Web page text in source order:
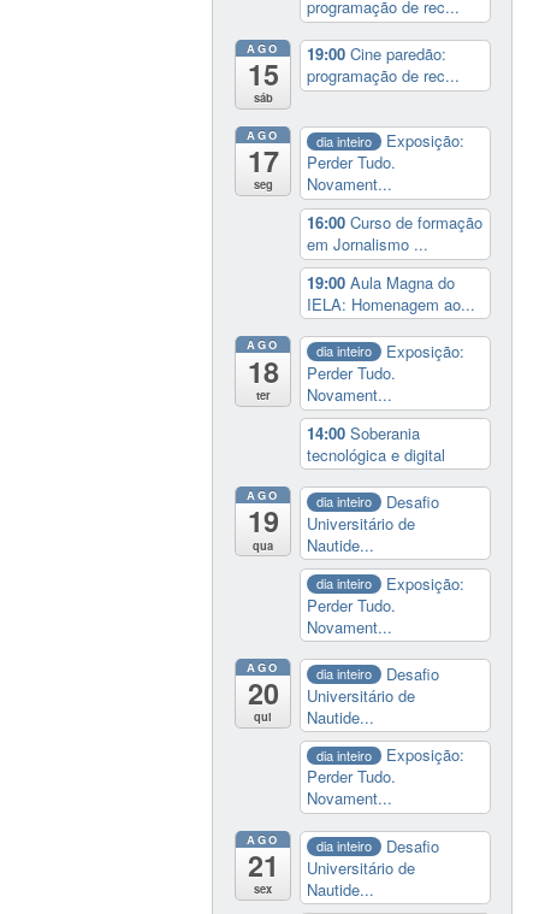
programação de rec...
AGO
15
sáb
19:00Cine paredão:
programação de rec...
AGO
17
seg
dia inteiro
Exposição:
Perder Tudo.
Novament...
16:00Curso de formação
em Jornalismo ...
19:00Aula Magna do
IELA: Homenagem ao...
AGO
18
ter
dia inteiro
Exposição:
Perder Tudo.
Novament...
14:00Soberania
tecnológica e digital
AGO
19
qua
dia inteiro
Desafio
Universitário de
Nautide...
dia inteiro
Exposição:
Perder Tudo.
Novament...
AGO
20
qui
dia inteiro
Desafio
Universitário de
Nautide...
dia inteiro
Exposição:
Perder Tudo.
Novament...
AGO
21
sex
dia inteiro
Desafio
Universitário de
Nautide...